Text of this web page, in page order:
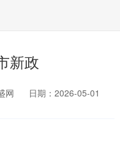
新政
网
日期：2026-05-01